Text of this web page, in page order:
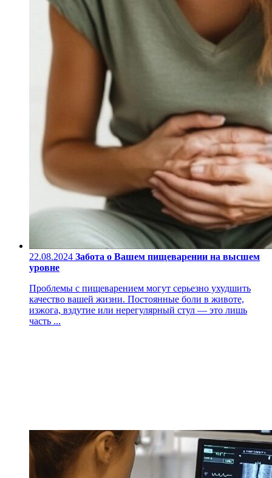
22.08.2024 Забота о Вашем пищеварении на высшем
уровне
Проблемы с пищеварением могут серьезно ухудшить
качество вашей жизни. Постоянные боли в животе,
изжога, вздутие или нерегулярный стул — это лишь
часть ...